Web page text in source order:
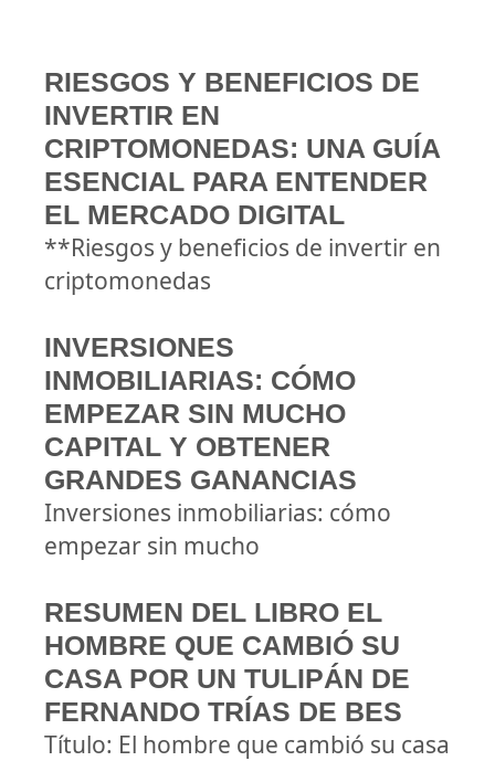
RIESGOS Y BENEFICIOS DE
INVERTIR EN
CRIPTOMONEDAS: UNA GUÍA
ESENCIAL PARA ENTENDER
EL MERCADO DIGITAL
**Riesgos y beneficios de invertir en
criptomonedas
INVERSIONES
INMOBILIARIAS: CÓMO
EMPEZAR SIN MUCHO
CAPITAL Y OBTENER
GRANDES GANANCIAS
Inversiones inmobiliarias: cómo
empezar sin mucho
RESUMEN DEL LIBRO EL
HOMBRE QUE CAMBIÓ SU
CASA POR UN TULIPÁN DE
FERNANDO TRÍAS DE BES
Título: El hombre que cambió su casa